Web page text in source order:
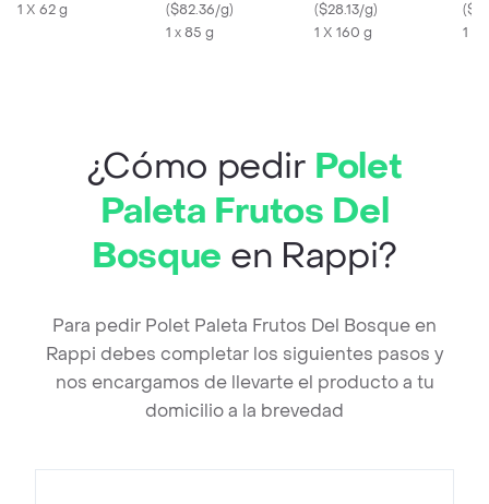
1 X 62 g
($82.36/g)
1 x 85 g
($28.13/g)
1 X 160 g
(
1 x
¿Cómo pedir Polet
Paleta Frutos Del
Bosque en Rappi?
Para pedir Polet Paleta Frutos Del Bosque en
Rappi debes completar los siguientes pasos y
nos encargamos de llevarte el producto a tu
domicilio a la brevedad